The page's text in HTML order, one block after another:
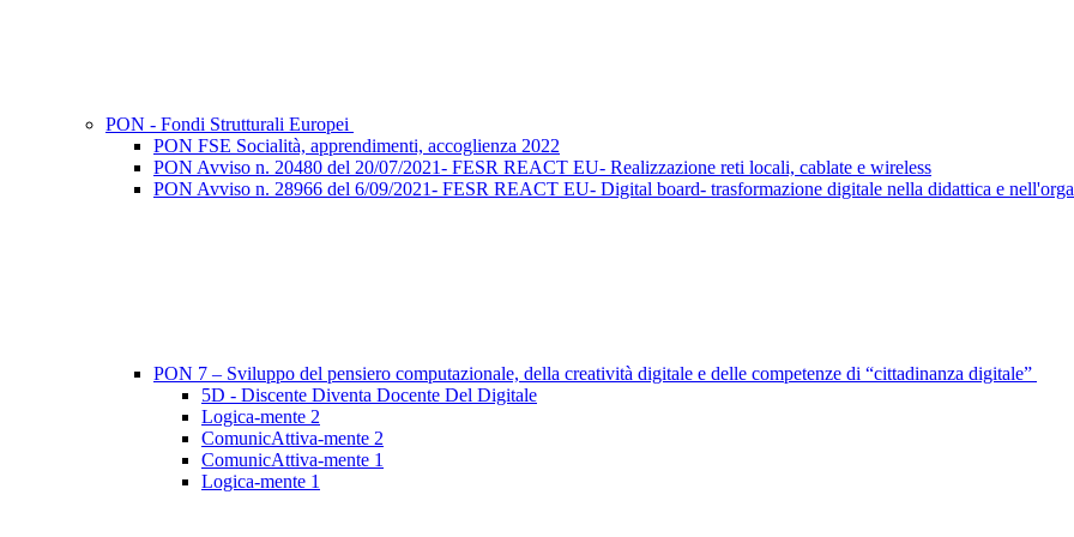
PON - Fondi Strutturali Europei
PON FSE Socialità, apprendimenti, accoglienza 2022
PON Avviso n. 20480 del 20/07/2021- FESR REACT EU- Realizzazione reti locali, cablate e wireless
PON Avviso n. 28966 del 6/09/2021- FESR REACT EU- Digital board- trasformazione digitale nella didattica e
PON 7 – Sviluppo del pensiero computazionale, della creatività digitale e delle competenze di “cittadinanza digitale”
5D - Discente Diventa Docente Del Digitale
Logica-mente 2
ComunicAttiva-mente 2
ComunicAttiva-mente 1
Logica-mente 1